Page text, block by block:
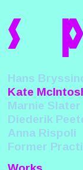
s p
Hans
Kate
Marnie Slater
Diederik
Anna Rispoli
Former